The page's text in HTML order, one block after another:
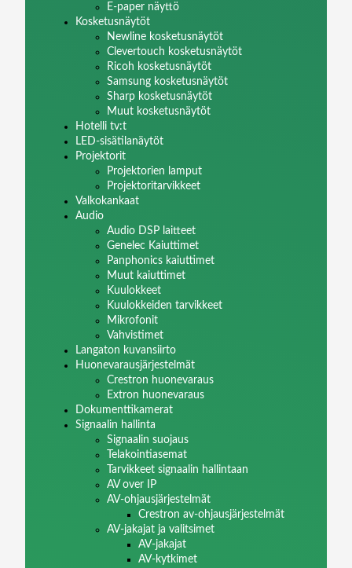
E-paper näyttö
Kosketusnäytöt
Newline kosketusnäytöt
Clevertouch kosketusnäytöt
Ricoh kosketusnäytöt
Samsung kosketusnäytöt
Sharp kosketusnäytöt
Muut kosketusnäytöt
Hotelli tv:t
LED-sisätilanäytöt
Projektorit
Projektorien lamput
Projektoritarvikkeet
Valkokankaat
Audio
Audio DSP laitteet
Genelec Kaiuttimet
Panphonics kaiuttimet
Muut kaiuttimet
Kuulokkeet
Kuulokkeiden tarvikkeet
Mikrofonit
Vahvistimet
Langaton kuvansiirto
Huonevarausjärjestelmät
Crestron huonevaraus
Extron huonevaraus
Dokumenttikamerat
Signaalin hallinta
Signaalin suojaus
Telakointiasemat
Tarvikkeet signaalin hallintaan
AV over IP
AV-ohjausjärjestelmät
Crestron av-ohjausjärjestelmät
AV-jakajat ja valitsimet
AV-jakajat
AV-kytkimet